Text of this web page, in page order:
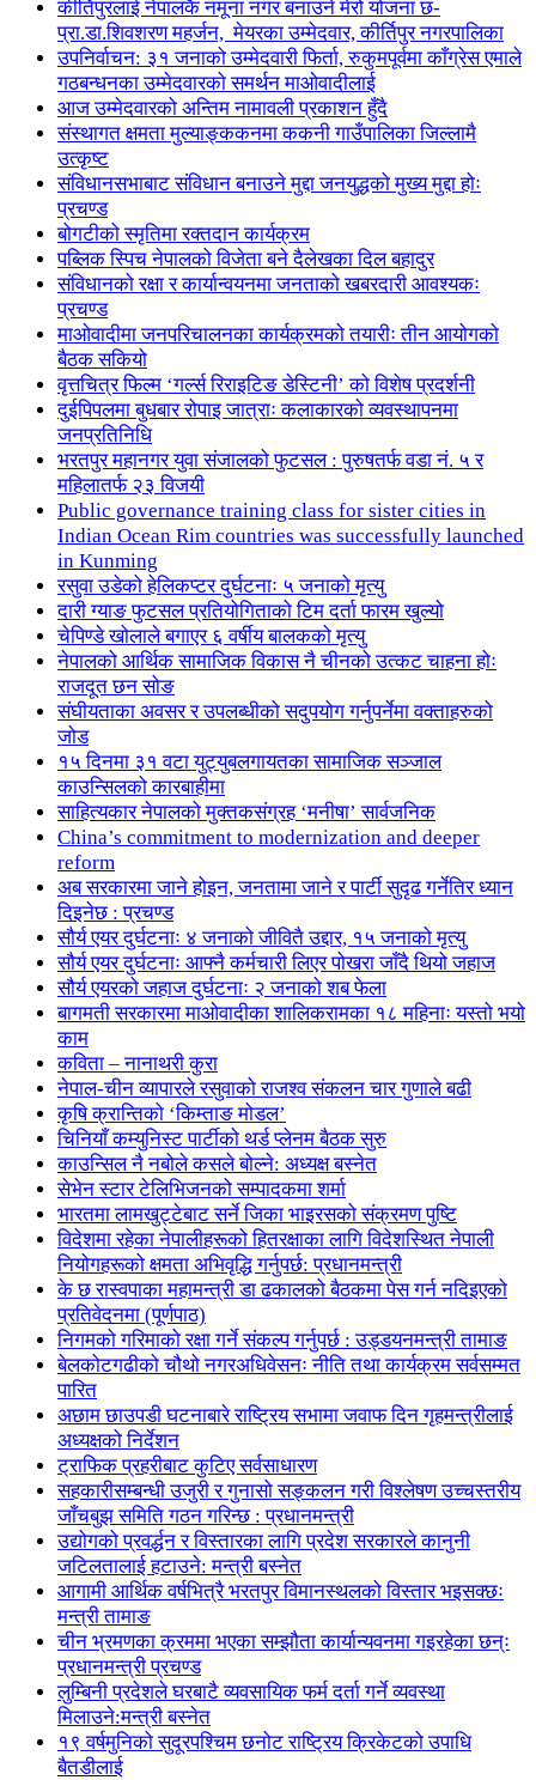
कीर्तिपुरलाई नेपालकै नमूना नगर बनाउने मेरो योजना छ-
प्रा.डा.शिवशरण महर्जन, मेयरका उम्मेदवार, कीर्तिपुर नगरपालिका
उपनिर्वाचन: ३१ जनाको उम्मेदवारी फिर्ता, रुकुमपूर्वमा काँग्रेस एमाले
गठबन्धनका उम्मेदवारको समर्थन माओवादीलाई
आज उम्मेदवारको अन्तिम नामावली प्रकाशन हुँदै
संस्थागत क्षमता मुल्याङ्ककनमा ककनी गाउँपालिका जिल्लामै
उत्कृष्ट
संविधानसभाबाट संविधान बनाउने मुद्दा जनयुद्धको मुख्य मुद्दा होः
प्रचण्ड
बोगटीको स्मृतिमा रक्तदान कार्यक्रम
पब्लिक स्पिच नेपालको विजेता बने दैलेखका दिल बहादुर
संविधानको रक्षा र कार्यान्वयनमा जनताको खबरदारी आवश्यकः
प्रचण्ड
माओवादीमा जनपरिचालनका कार्यक्रमको तयारीः तीन आयोगको
बैठक सकियो
वृत्तचित्र फिल्म ‘गर्ल्स रिराइटिङ डेस्टिनी’ को विशेष प्रदर्शनी
दुईपिपलमा बुधबार रोपाइ जात्राः कलाकारको व्यवस्थापनमा
जनप्रतिनिधि
भरतपुर महानगर युवा संजालको फुटसल : पुरुषतर्फ वडा नं. ५ र
महिलातर्फ २३ विजयी
Public governance training class for sister cities in
Indian Ocean Rim countries was successfully launched
in Kunming
रसुवा उडेको हेलिकप्टर दुर्घटनाः ५ जनाको मृत्यु
दारी ग्याङ फुटसल प्रतियोगिताको टिम दर्ता फारम खुल्यो
चेपिण्डे खोलाले बगाएर ६ वर्षीय बालकको मृत्यु
नेपालको आर्थिक सामाजिक विकास नै चीनको उत्कट चाहना होः
राजदूत छन सोङ
संघीयताका अवसर र उपलब्धीको सदुपयोग गर्नुपर्नेमा वक्ताहरुको
जोड
१५ दिनमा ३१ वटा युट्युबलगायतका सामाजिक सञ्जाल
काउन्सिलको कारबाहीमा
साहित्यकार नेपालको मुक्तकसंग्रह ‘मनीषा’ सार्वजनिक
China’s commitment to modernization and deeper
reform
अब सरकारमा जाने होइन, जनतामा जाने र पार्टी सुदृढ गर्नेतिर ध्यान
दिइनेछ : प्रचण्ड
सौर्य एयर दुर्घटनाः ४ जनाको जीवितै उद्दार, १५ जनाको मृत्यु
सौर्य एयर दुर्घटनाः आफ्नै कर्मचारी लिएर पोखरा जाँदै थियो जहाज
सौर्य एयरको जहाज दुर्घटनाः २ जनाको शब फेला
बागमती सरकारमा माओवादीका शालिकरामका १८ महिनाः यस्तो भयो
काम
कविता – नानाथरी कुरा
नेपाल-चीन व्यापारले रसुवाको राजश्व संकलन चार गुणाले बढी
कृषि क्रान्तिको ‘किम्ताङ मोडल’
चिनियाँ कम्युनिस्ट पार्टीको थर्ड प्लेनम बैठक सुरु
काउन्सिल नै नबोले कसले बोल्ने: अध्यक्ष बस्नेत
सेभेन स्टार टेलिभिजनको सम्पादकमा शर्मा
भारतमा लामखुट्टेबाट सर्ने जिका भाइरसको संक्रमण पुष्टि
विदेशमा रहेका नेपालीहरूको हितरक्षाका लागि विदेशस्थित नेपाली
नियोगहरूको क्षमता अभिवृद्धि गर्नुपर्छ: प्रधानमन्त्री
के छ रास्वपाका महामन्त्री डा ढकालको बैठकमा पेस गर्न नदिइएको
प्रतिवेदनमा (पूर्णपाठ)
निगमको गरिमाको रक्षा गर्ने संकल्प गर्नुपर्छ : उड्डयनमन्त्री तामाङ
बेलकोटगढीको चौथो नगरअधिवेसनः नीति तथा कार्यक्रम सर्वसम्मत
पारित
अछाम छाउपडी घटनाबारे राष्ट्रिय सभामा जवाफ दिन गृहमन्त्रीलाई
अध्यक्षको निर्देशन
ट्राफिक प्रहरीबाट कुटिए सर्वसाधारण
सहकारीसम्बन्धी उजुरी र गुनासो सङ्कलन गरी विश्लेषण उच्चस्तरीय
जाँचबुझ समिति गठन गरिन्छ : प्रधानमन्त्री
उद्योगको प्रवर्द्धन र विस्तारका लागि प्रदेश सरकारले कानुनी
जटिलतालाई हटाउने: मन्त्री बस्नेत
आगामी आर्थिक वर्षभित्रै भरतपुर विमानस्थलको विस्तार भइसक्छः
मन्त्री तामाङ
चीन भ्रमणका क्रममा भएका सम्झौता कार्यान्यवनमा गइरहेका छन्ः
प्रधानमन्त्री प्रचण्ड
लुम्बिनी प्रदेशले घरबाटै व्यवसायिक फर्म दर्ता गर्ने व्यवस्था
मिलाउने:मन्त्री बस्नेत
१९ वर्षमुनिको सुदूरपश्चिम छनोट राष्ट्रिय क्रिकेटको उपाधि
बैतडीलाई